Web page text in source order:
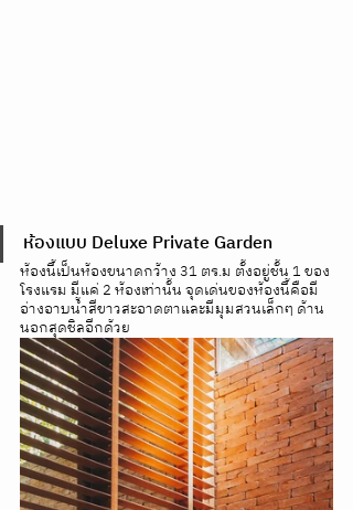
ห้องแบบ Deluxe Private Garden
ห้องนี้เป็นห้องขนาดกว้าง 31 ตร.ม ตั้งอยู่ชั้น 1 ของ
โรงแรม มีแค่ 2 ห้องเท่านั้น จุดเด่นของห้องนี้คือมี
อ่างอาบน้ำสีขาวสะอาดตาและมีมุมสวนเล็กๆ ด้าน
นอกสุดชิลอีกด้วย